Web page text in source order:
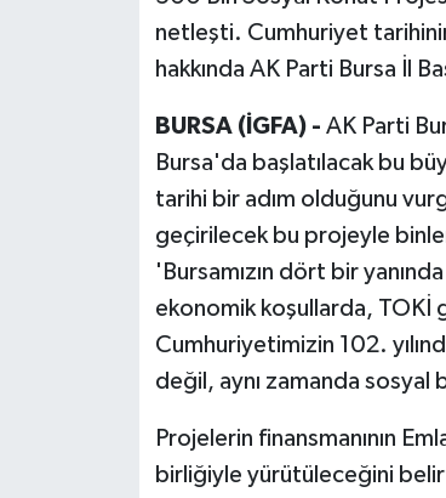
netleşti. Cumhuriyet
hakkında AK Parti Bursa İl
BURSA (İGFA) - AK Parti
Bursa'da başlatılacak bu
tarihi bir adım olduğunu
geçirilecek bu projeyle
'Bursamızın dört bir
ekonomik koşullarda, TOKİ
Cumhuriyetimizin 102.
değil, aynı zamanda
Projelerin finansmanının
birliğiyle yürütüleceğini